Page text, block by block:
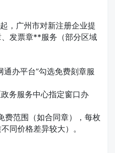
，广州市对新注册企业提
发票章**服务（部分区域
办平台”勾选免费刻章服
务服务中心指定窗口办
范围（如合同章），每枚
同价格差异较大）。